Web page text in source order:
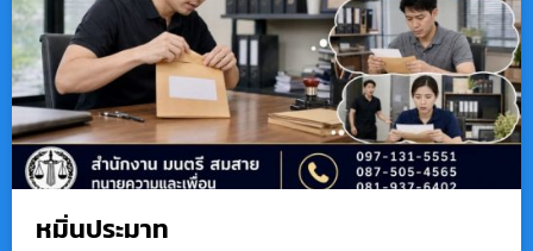
หมิ่นประมาท